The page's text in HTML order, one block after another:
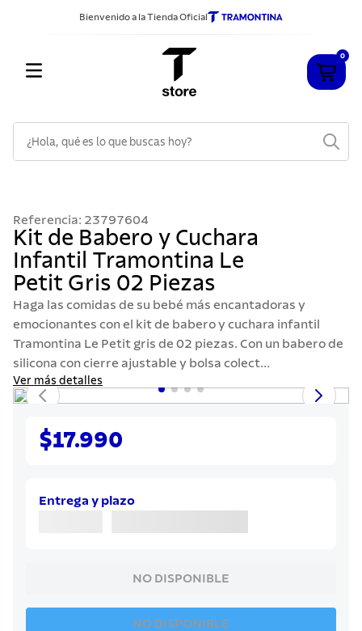
Bienvenido a la Tienda Oficial
0
Referencia: 23797604
Kit de Babero y Cuchara
Infantil Tramontina Le
Petit Gris 02 Piezas
Haga las comidas de su bebé más encantadoras y
emocionantes con el kit de babero y cuchara infantil
Tramontina Le Petit gris de 02 piezas. Con un babero de
silicona con cierre ajustable y bolsa colect...
Ver más detalles
$17.990
Entrega y plazo
NO DISPONIBLE
NO DISPONIBLE
2.
sarten
3.
cubiertos
4.
ollas
5.
acero inoxidable
6.
grano
solar
cuchillo
442